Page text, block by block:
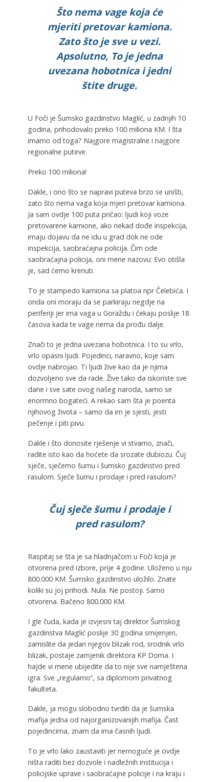
Što nema vage koja će
mjeriti pretovar kamiona.
Zato što je sve u vezi.
Apsolutno, To je jedna
uvezana hobotnica i jedni
štite druge.
U Foči je Šumsko gazdinstvo Maglić, u zadnjih 10
godina, prihodovalo preko 100 miliona KM. I šta
imamo od toga? Najgore magistralne i najgore
regionalne puteve.
Preko 100 miliona!
Dakle, i ono što se napravi puteva brzo se uništi,
zato što nema vaga koja mjeri pretovar kamiona.
Ja sam ovdje 100 puta pričao: ljudi koji voze
pretovarene kamione, ako nekad dođe inspekcija,
imaju dojavu da ne idu u grad dok ne ode
inspekcija, saobraćajna policija. Čim ode
saobraćajna policija, oni mene nazovu: Evo otišla
je, sad ćemo krenuti.
To je stampedo kamiona sa platoa npr Čelebića. I
onda oni moraju da se parkiraju negdje na
periferiji jer ima vaga u Goraždu i čekaju poslije 18
časova kada te vage nema da prođu dalje.
Znači to je jedna uvezana hobotnica. I to su vrlo,
vrlo opasni ljudi. Pojedinci, naravno, koje sam
ovdje nabrojao. Ti ljudi žive kao da je njima
dozvoljeno sve da rade. Žive tako da iskoriste sve
dane i sve sate ovog našeg naroda, samo se
enormno bogateći. A rekao sam šta je poenta
njihovog života – samo da im je sjesti, jesti
pečenje i piti pivu.
Dakle i što donosite rješenje vi stvarno, znači,
radite isto kao da hoćete da srozate dubiozu. Čuj
sječe, sječemo šumu i šumsko gazdinstvo pred
rasulom. Sječe šumu i prodaje i pred rasulom?
Čuj sječe šumu i prodaje i
pred rasulom?
Raspitaj se šta je sa hladnjačom u Foči koja je
otvorena pred izbore, prije 4 godine. Uloženo u nju
800.000 KM. Šumsko gazdinstvo uložilo. Znate
koliki su joj prihodi. Nula. Ne postoji. Samo
otvorena. Bačeno 800.000 KM.
I gle čuda, kada je izvjesni taj direktor Šumskog
gazdinstva Maglić poslije 30 godina smijenjen,
zamislite da jedan njegov blizak rod, srodnik vrlo
blizak, postaje zamjenik direktora KP Doma. I
hajde vi mene ubijedite da to nije sve namještena
igra. Sve „regularno“, sa diplomom privatnog
fakulteta.
Dakle, ja mogu slobodno tvrditi da je šumska
mafija jedna od najorganizovanijih mafija. Čast
pojedincima, znam da ima časnih ljudi.
To je vrlo lako zaustaviti jer nemoguće je ovdje
ništa raditi bez dozvole i nadležnih institucija i
policijske uprave i saobraćajne policije i na kraju i